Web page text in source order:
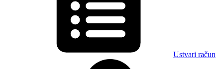
Ustvari račun